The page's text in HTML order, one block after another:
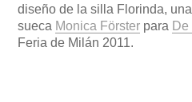
diseño de la silla Florinda,
sueca Monica Förster para
Feria de Milán 2011.